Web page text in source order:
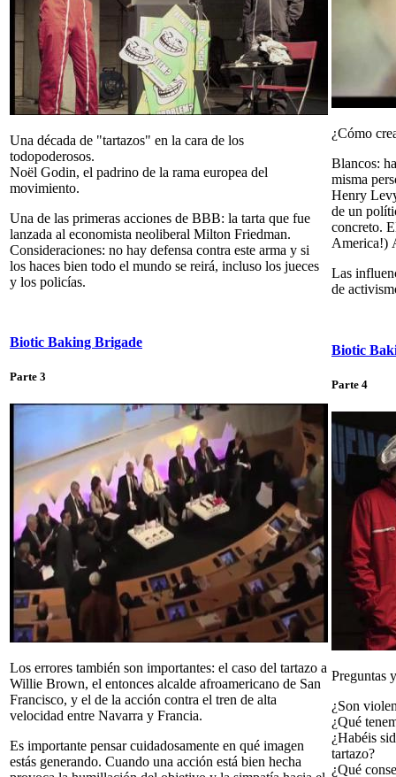
Una década de "tartazos" en la cara de los
todopoderosos.
Noël Godin, el padrino de la rama europea del
movimiento.
Una de las primeras acciones de BBB: la tarta que fue
lanzada al economista neoliberal Milton Friedman.
Consideraciones: no hay defensa contra este arma y si
los haces bien todo el mundo se reirá, incluso los jueces
y los policías.
¿Cómo
Blancos:
misma
Henry
de un
concreto.
America!)
Las
de
Biotic Baking Brigade
Parte 3
Los errores también son importantes: el caso del tartazo a
Willie Brown, el entonces alcalde afroamericano de San
Francisco, y el de la acción contra el tren de alta
velocidad entre Navarra y Francia.
Es importante pensar cuidadosamente en qué imagen
estás generando. Cuando una acción está bien hecha
Biotic
Parte 4
Preguntas
¿Son
¿Qué
¿Habéis
tartazo?
¿Qué